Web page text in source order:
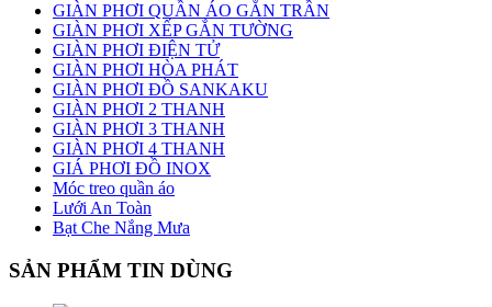
GIÀN PHƠI QUẦN ÁO GẮN TRẦN
GIÀN PHƠI XẾP GẮN TƯỜNG
GIÀN PHƠI ĐIỆN TỬ
GIÀN PHƠI HÒA PHÁT
GIÀN PHƠI ĐỒ SANKAKU
GIÀN PHƠI 2 THANH
GIÀN PHƠI 3 THANH
GIÀN PHƠI 4 THANH
GIÁ PHƠI ĐỒ INOX
Móc treo quần áo
Lưới An Toàn
Bạt Che Nắng Mưa
SẢN PHẨM TIN DÙNG